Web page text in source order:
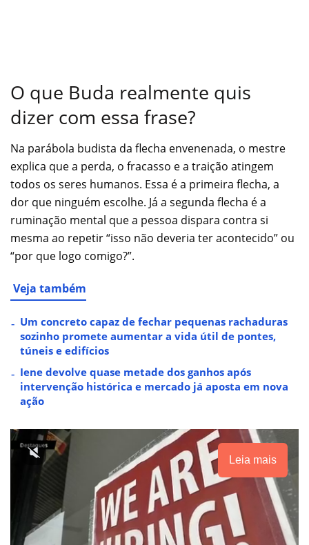
O que Buda realmente quis
dizer com essa frase?
Na parábola budista da flecha envenenada, o mestre
explica que a perda, o fracasso e a traição atingem
todos os seres humanos. Essa é a primeira flecha, a
dor que ninguém escolhe. Já a segunda flecha é a
ruminação mental que a pessoa dispara contra si
mesma ao repetir “isso não deveria ter acontecido” ou
“por que logo comigo?”.
Veja também
Um concreto capaz de fechar pequenas rachaduras
sozinho promete aumentar a vida útil de pontes,
túneis e edifícios
Iene devolve quase metade dos ganhos após
intervenção histórica e mercado já aposta em nova
ação
Leia mais